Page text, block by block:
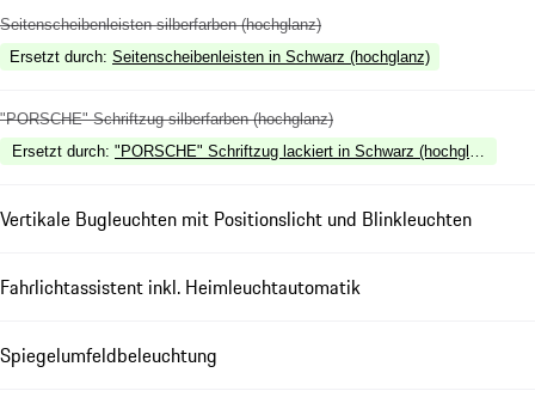
Seitenscheibenleisten silberfarben (hochglanz)
Ersetzt durch: Seitenscheibenleisten in Schwarz (hochglanz)
"PORSCHE" Schriftzug silberfarben (hochglanz)
Ersetzt durch: "PORSCHE" Schriftzug lackiert in Schwarz (hochglanz)
Vertikale Bugleuchten mit Positionslicht und Blinkleuchten
Fahrlichtassistent inkl. Heimleuchtautomatik
Spiegelumfeldbeleuchtung